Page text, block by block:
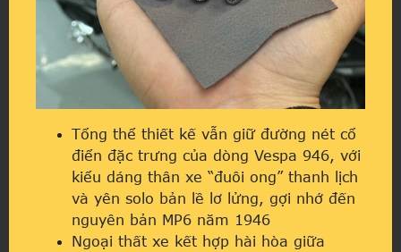
Tổng thể thiết kế vẫn giữ đường nét cổ
điển đặc trưng của dòng Vespa 946, với
kiểu dáng thân xe “đuôi ong” thanh lịch
và yên solo bản lề lơ lửng, gợi nhớ đến
nguyên bản MP6 năm 1946
Ngoại thất xe kết hợp hài hòa giữa